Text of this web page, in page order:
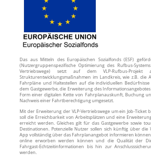
Das aus Mitteln des Europäischen Sozialfonds (ESF)
(Nutzergruppenspezifische Optimierung des Rufbus-
Vertriebswege) setzt auf dem VLP-Rufbus-
Strukturentwicklungsmaßnahmen im Landkreis, wie z.B. die
Fahrpläne und Haltestellen auf die individuellen
dem Gastgewerbe, die Erweiterung des
Form einer digitalen Kette von Fahrplanauskunft, Buchung
Nachweis einer Fahrtberechtigung umgesetzt.
Mit der Erweiterung der VLP-Vertriebswege um ein Job-Ticket
soll die Erreichbarkeit von Arbeitsplätzen und eine
erreicht werden. Gleiches gilt für das Gastgewerbe sowie
Destinationen. Potenzielle Nutzer sollen sich künftig über
App vollständig über das Fahrplanangebot informieren
online erworben werden können und die Qualität der
Fahrgast-Echtzeitinformationen bis hin zur
werden.